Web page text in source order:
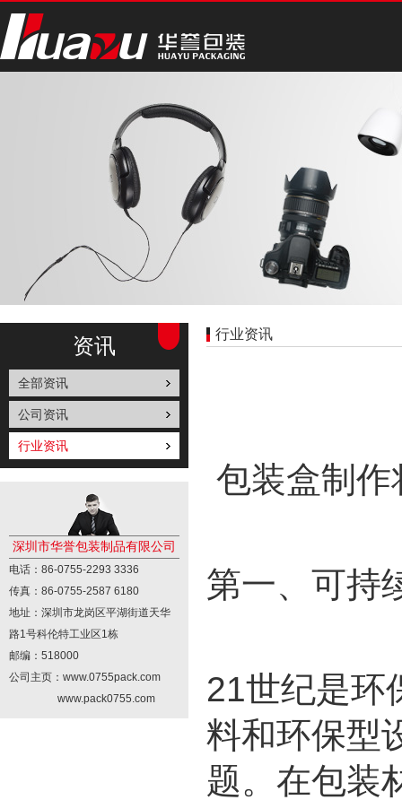
资讯
全部资讯
公司资讯
行业资讯
深圳市华誉包装制品有限公司
电话：86-0755-2293 3336
传真：86-0755-2587 6180
地址：深圳市龙岗区平湖街道天华
路1号科伦特工业区1栋
邮编：518000
公司主页：www.0755pack.com
www.pack0755.com
行业资讯
包装盒制
第一、可持
21世纪是环
料和环保型
题。在包装